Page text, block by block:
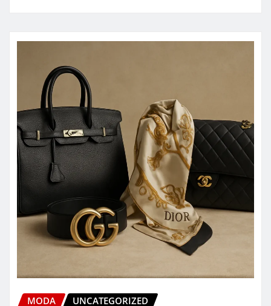
MODA UNCATEGORIZED